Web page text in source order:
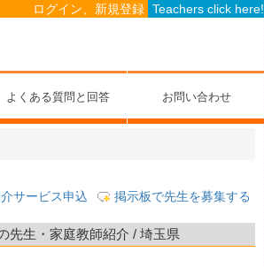
ログイン、新規登録 Teachers click here!
よくある質問と回答 お問い合わせ
サービス申込 掲示板で先生を募集する
先生・家庭教師紹介 / 埼玉県